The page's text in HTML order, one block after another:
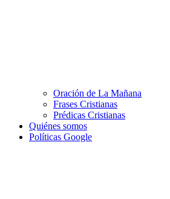
Oración de La Mañana
Frases Cristianas
Prédicas Cristianas
Quiénes somos
Políticas Google